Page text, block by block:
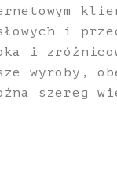
i
i
wyroby,